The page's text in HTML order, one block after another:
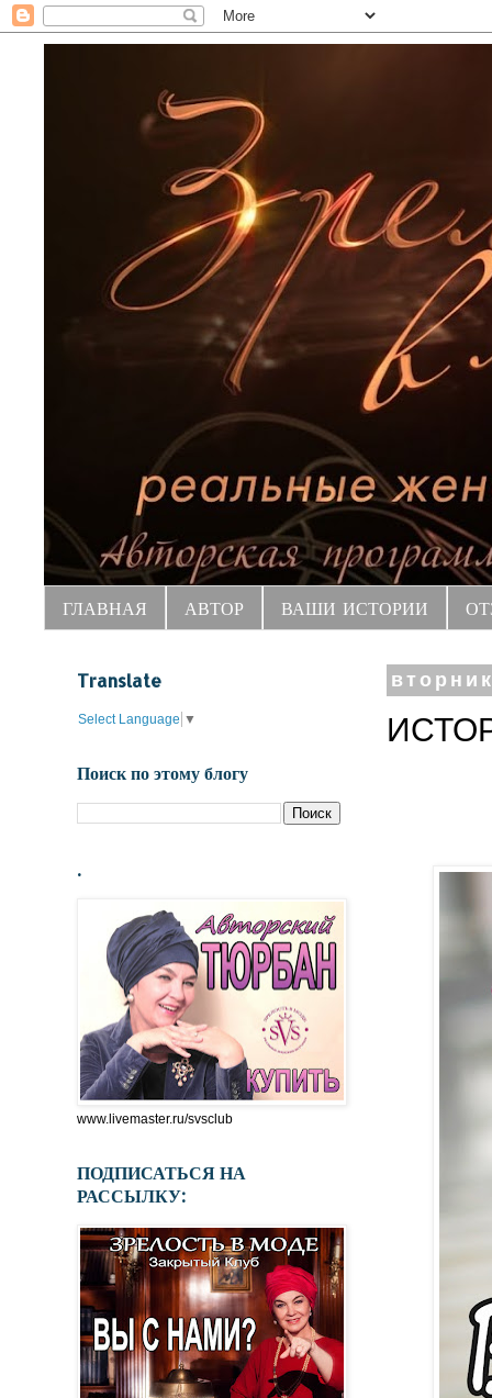
ГЛАВНАЯ АВТОР ВАШИ ИСТОРИИ
Translate
Select Language ▼
Поиск по этому блогу
.
www.livemaster.ru/svsclub
ПОДПИСАТЬСЯ НА
РАССЫЛКУ: